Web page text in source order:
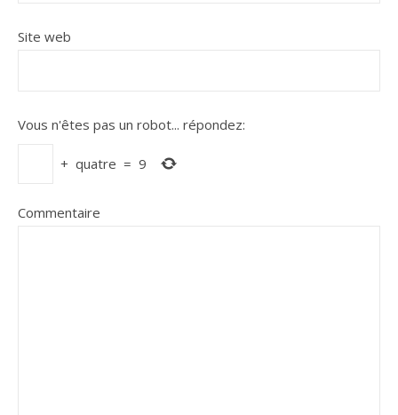
Site web
Vous n'êtes pas un robot... répondez:
+ quatre = 9
Commentaire